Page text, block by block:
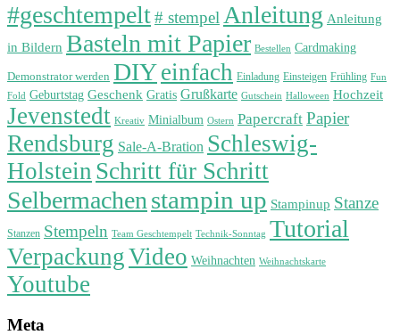
#geschtempelt# stempelAnleitung Anleitung
in Bildern Basteln mit Papier Bestellen Cardmaking
Demonstrator werden DIYeinfach Einladung Einsteigen Frühling Fun
Fold Geburtstag Geschenk Gratis Grußkarte Gutschein Halloween Hochzeit
Jevenstedt Kreativ Minialbum Ostern Papercraft Papier
Rendsburg Sale-A-Bration Schleswig-
Holstein Schritt für Schritt
Selbermachenstampin up Stampinup Stanze
Stanzen Stempeln Team Geschtempelt Technik-Sonntag Tutorial
VerpackungVideo Weihnachten Weihnachtskarte
Youtube
Meta